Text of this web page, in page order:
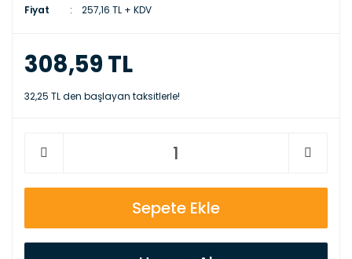
Fiyat 257,16 TL + KDV
308,59 TL
32,25 TL den başlayan taksitlerle!
Sepete Ekle